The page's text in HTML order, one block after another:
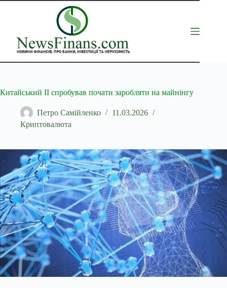
Перейти
Китайський ІІ спробував почати заробляти на майнінгу
Петро Самійленко
11.03.2026
Криптовалюта